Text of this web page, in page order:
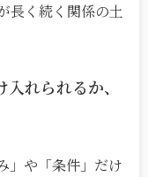
長く続く関係の土
れられるか、
」や「条件」だけ